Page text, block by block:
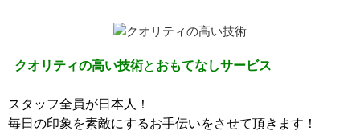
クオリティの高い技術と おもてなしサービス
スタッフ全員が日本人！
毎日の印象を素敵にするお手伝いをさせて頂きます！